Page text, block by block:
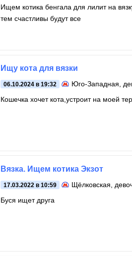
Ищем котика бенгала для лилит на
тем счастливы будут все
Ищу кота для вязки
06.10.2024 в 19:32 Юго-Западная,
Кошечка хочет кота,устроит на моей
Вязка. Ищем котика Экзот
17.03.2022 в 10:59 Щёлковская ,
Буся ищет друга